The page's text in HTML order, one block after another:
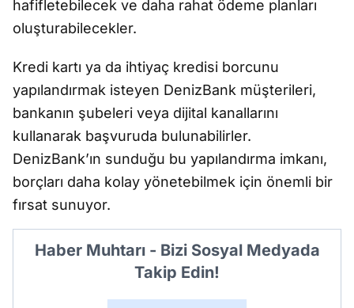
hafifletebilecek ve daha rahat ödeme planları
oluşturabilecekler.
Kredi kartı ya da ihtiyaç kredisi borcunu
yapılandırmak isteyen DenizBank müşterileri,
bankanın şubeleri veya dijital kanallarını
kullanarak başvuruda bulunabilirler.
DenizBank’ın sunduğu bu yapılandırma imkanı,
borçları daha kolay yönetebilmek için önemli bir
fırsat sunuyor.
Haber Muhtarı - Bizi Sosyal Medyada
Takip Edin!